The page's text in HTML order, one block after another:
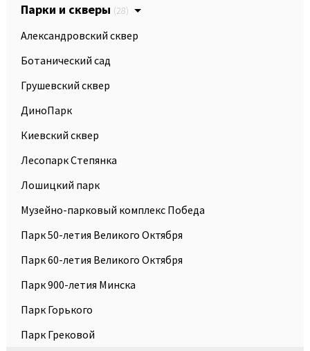
Парки и скверы (28)
Александровский сквер
Ботанический сад
Грушевский сквер
ДиноПарк
Киевский сквер
Лесопарк Степянка
Лошицкий парк
Музейно-парковый комплекс Победа
Парк 50-летия Великого Октября
Парк 60-летия Великого Октября
Парк 900-летия Минска
Парк Горького
Парк Грековой